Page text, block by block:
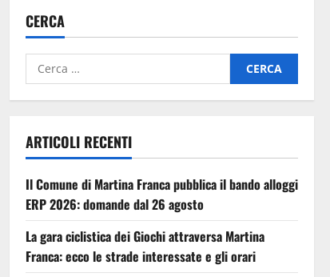
CERCA
ARTICOLI RECENTI
Il Comune di Martina Franca pubblica il bando alloggi
ERP 2026: domande dal 26 agosto
La gara ciclistica dei Giochi attraversa Martina
Franca: ecco le strade interessate e gli orari